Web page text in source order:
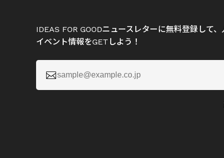
IDEAS FOR GOODニュースレターに無料登録して
イベント情報をGETしよう！
